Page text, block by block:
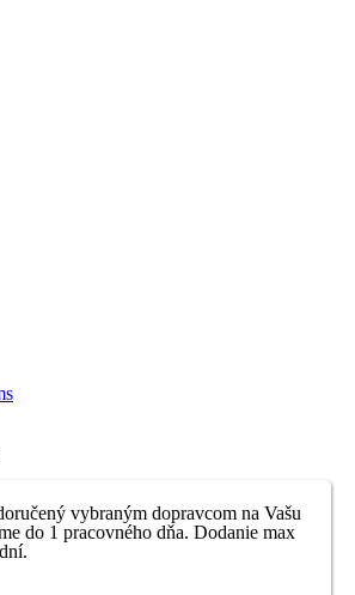
vybraným dopravcom na Vašu
do 1 pracovného dňa. Dodanie max